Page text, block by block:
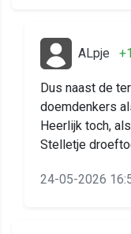
ALpje
Dus naast de
doemdenkers
Heerlijk toch,
Stelletje
24-05-2026